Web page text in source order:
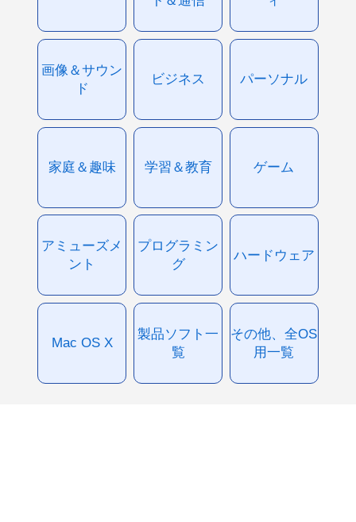
画像＆サウン
ド
ビジネス パーソナル
家庭＆趣味 学習＆教育 ゲーム
アミューズメ
ント
プログラミン
グ
ハードウェア
Mac OS X
製品ソフト一
覧
その他、全OS
用一覧